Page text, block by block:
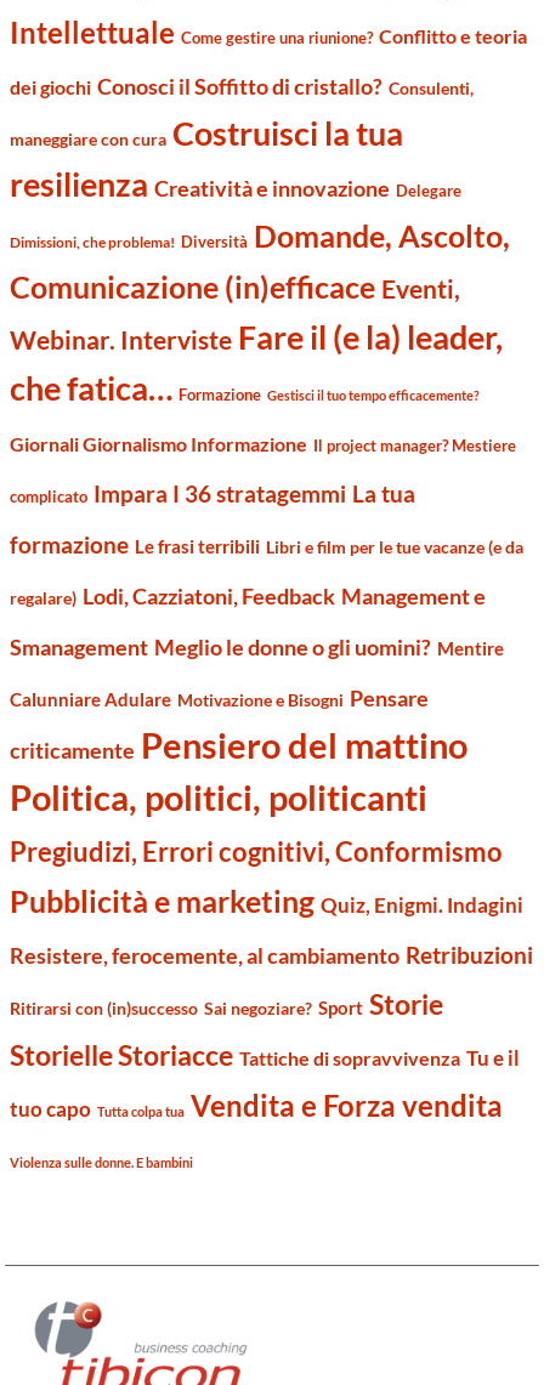
Intellettuale Come gestire una riunione? Conflitto e teoria
dei giochi Conosci il Soffitto di cristallo? Consulenti,
maneggiare con cura Costruisci la tua
resilienza Creatività e innovazione Delegare
Dimissioni, che problema! Diversità Domande, Ascolto,
Comunicazione (in)efficace Eventi,
Webinar. Interviste Fare il (e la) leader,
che fatica… Formazione Gestisci il tuo tempo efficacemente?
Giornali Giornalismo Informazione Il project manager? Mestiere
complicato Impara I 36 stratagemmi La tua
formazione Le frasi terribili Libri e film per le tue vacanze (e da
regalare) Lodi, Cazziatoni, Feedback Management e
Smanagement Meglio le donne o gli uomini? Mentire
Calunniare Adulare Motivazione e Bisogni Pensare
criticamente Pensiero del mattino
Politica, politici, politicanti
Pregiudizi, Errori cognitivi, Conformismo
Pubblicità e marketing Quiz, Enigmi. Indagini
Resistere, ferocemente, al cambiamento Retribuzioni
Ritirarsi con (in)successo Sai negoziare? Sport Storie
Storielle Storiacce Tattiche di sopravvivenza Tu e il
tuo capo Tutta colpa tua Vendita e Forza vendita
Violenza sulle donne. E bambini